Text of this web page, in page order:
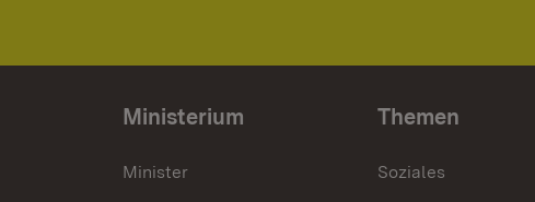
Ministerium
Minister
Themen
Soziales